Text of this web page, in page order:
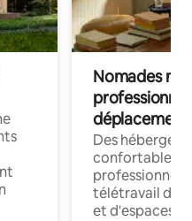
Nomades
déplacement
Des
confortables
professionnels
télétravail
et d'espaces